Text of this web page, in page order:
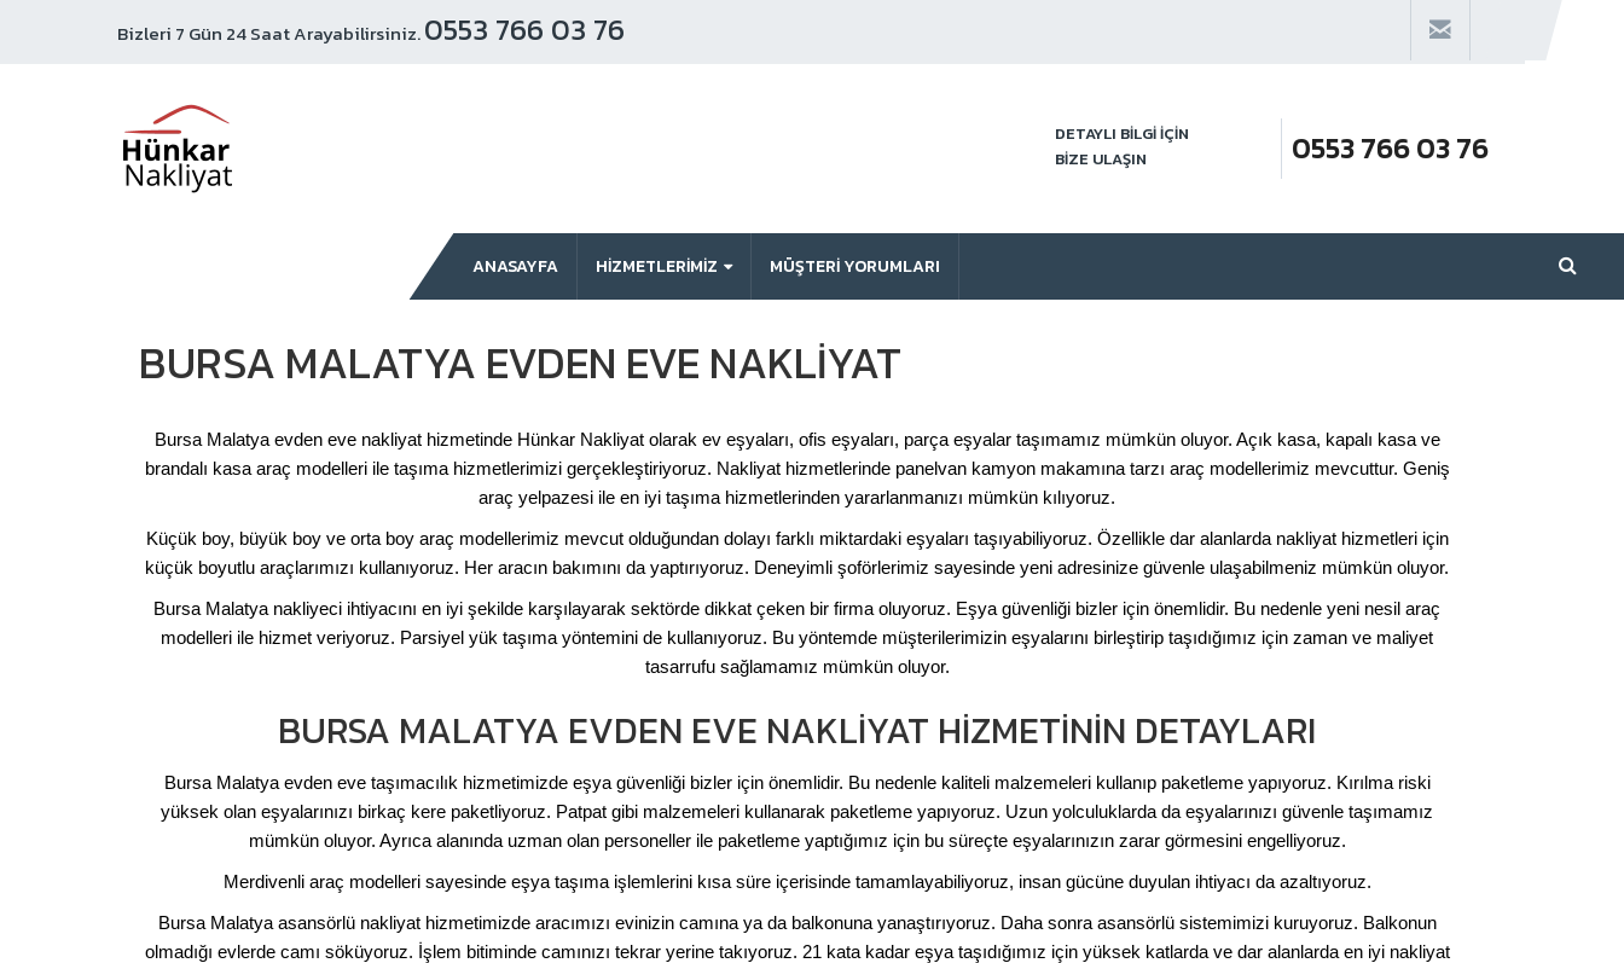
Bizleri 7 Gün 24 Saat Arayabilirsiniz.0553 766 03 76
DETAYLI BİLGİ İÇİN
BİZE ULAŞIN
0553 766 03 76
ANASAYFA HİZMETLERİMİZ MÜŞTERI YORUMLARI
BURSA MALATYA EVDEN EVE NAKLIYAT
Bursa Malatya evden eve nakliyat hizmetinde Hünkar Nakliyat olarak ev eşyaları, ofis eşyaları, parça eşyalar taşımamız mümkün oluyor. Açık kasa, kapalı kasa ve
brandalı kasa araç modelleri ile taşıma hizmetlerimizi gerçekleştiriyoruz. Nakliyat hizmetlerinde panelvan kamyon makamına tarzı araç modellerimiz mevcuttur. Geniş
araç yelpazesi ile en iyi taşıma hizmetlerinden yararlanmanızı mümkün kılıyoruz.
Küçük boy, büyük boy ve orta boy araç modellerimiz mevcut olduğundan dolayı farklı miktardaki eşyaları taşıyabiliyoruz. Özellikle dar alanlarda nakliyat hizmetleri için
küçük boyutlu araçlarımızı kullanıyoruz. Her aracın bakımını da yaptırıyoruz. Deneyimli şoförlerimiz sayesinde yeni adresinize güvenle ulaşabilmeniz mümkün oluyor.
Bursa Malatya nakliyeci ihtiyacını en iyi şekilde karşılayarak sektörde dikkat çeken bir firma oluyoruz. Eşya güvenliği bizler için önemlidir. Bu nedenle yeni nesil araç
modelleri ile hizmet veriyoruz. Parsiyel yük taşıma yöntemini de kullanıyoruz. Bu yöntemde müşterilerimizin eşyalarını birleştirip taşıdığımız için zaman ve maliyet
tasarrufu sağlamamız mümkün oluyor.
BURSA MALATYA EVDEN EVE NAKLIYAT HIZMETININ DETAYLARI
Bursa Malatya evden eve taşımacılık hizmetimizde eşya güvenliği bizler için önemlidir. Bu nedenle kaliteli malzemeleri kullanıp paketleme yapıyoruz. Kırılma riski
yüksek olan eşyalarınızı birkaç kere paketliyoruz. Patpat gibi malzemeleri kullanarak paketleme yapıyoruz. Uzun yolculuklarda da eşyalarınızı güvenle taşımamız
mümkün oluyor. Ayrıca alanında uzman olan personeller ile paketleme yaptığımız için bu süreçte eşyalarınızın zarar görmesini engelliyoruz.
Merdivenli araç modelleri sayesinde eşya taşıma işlemlerini kısa süre içerisinde tamamlayabiliyoruz, insan gücüne duyulan ihtiyacı da azaltıyoruz.
Bursa Malatya asansörlü nakliyat hizmetimizde aracımızı evinizin camına ya da balkonuna yanaştırıyoruz. Daha sonra asansörlü sistemimizi kuruyoruz. Balkonun
olmadığı evlerde camı söküyoruz. İşlem bitiminde camınızı tekrar yerine takıyoruz. 21 kata kadar eşya taşıdığımız için yüksek katlarda ve dar alanlarda en iyi nakliyat